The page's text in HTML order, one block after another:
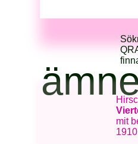
mit
1910